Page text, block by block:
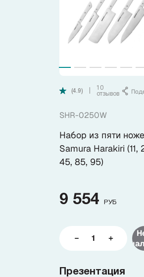
Ножи по видам
Ножи по назначению
Аксессуары
(4.9)
10
отзывов
SHR-0250W
Набор из пяти
Samura Harakiri (11,
45, 85, 95)
9 554 РУБ
Презентация